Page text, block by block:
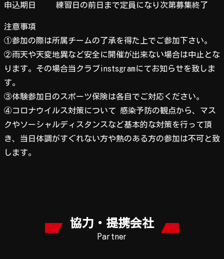
申込期日 練習日の前日まで定員になり次第募集終了
注意事項
①参加の際は所属チームの了承を得た上でご参加下さい。
②雨天や天変地異など安全に開催が出来ない場合は中止とな
ります。その場合当クラブinstsgramにてお知らせを致しま
す。
③体験参加日のスポーツ保険は各自でご対応ください。
④コロナウイルス対策について 感染予防の観点から、マス
クやソーシャルディスタンスなど基本的な対策を行って頂
き、当日体調がすぐれない方や熱のある方の参加は不可と致
します。
協力・提携会社
Partner